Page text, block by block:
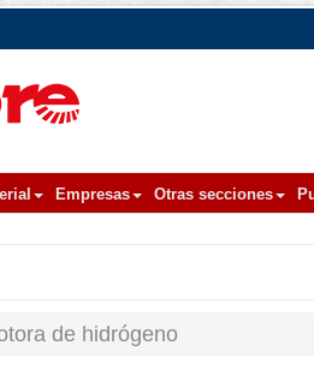
Empresas Otras secciones
de hidrógeno